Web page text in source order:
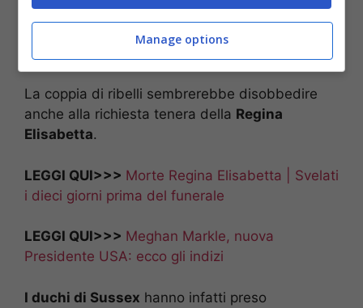
Harry e Meghan
La coppia di ribelli sembrerebbe disobbedire
anche alla richiesta tenera della Regina
Elisabetta.
LEGGI QUI>>> Morte Regina Elisabetta | Svelati
i dieci giorni prima del funerale
LEGGI QUI>>> Meghan Markle, nuova
Presidente USA: ecco gli indizi
I duchi di Sussex hanno infatti preso
Manage options